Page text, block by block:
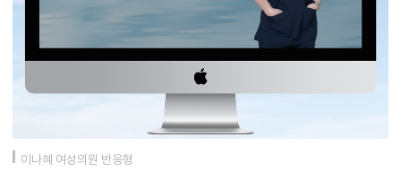
이나혜 여성의원 반응형